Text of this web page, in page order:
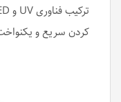
کردن سریع و